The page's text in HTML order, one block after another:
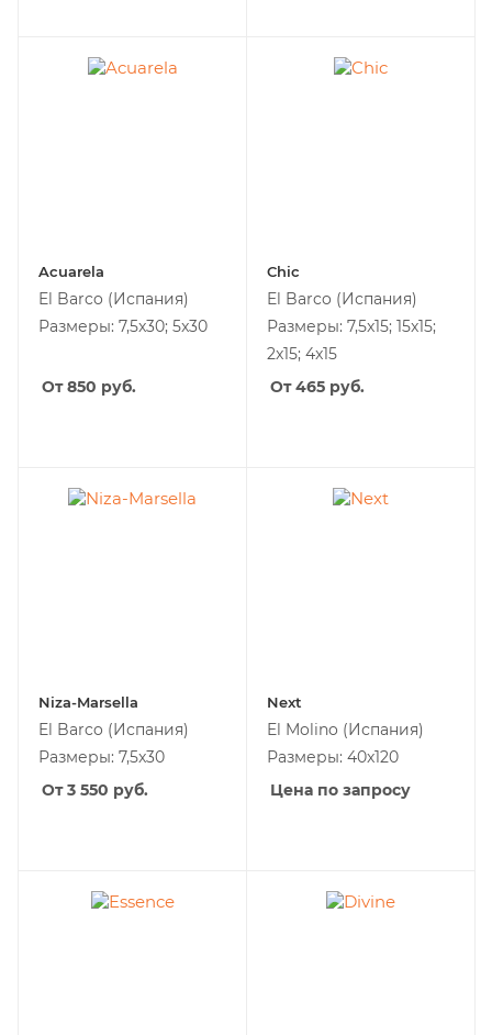
Acuarela
El Barco (Испания)
Размеры: 7,5x30; 5x30
От 850 руб.
Chic
El Barco (Испания)
Размеры: 7,5x15; 15x15;
2x15; 4x15
От 465 руб.
Niza-Marsella
El Barco (Испания)
Размеры: 7,5x30
От 3 550 руб.
Next
El Molino (Испания)
Размеры: 40x120
Цена по запросу